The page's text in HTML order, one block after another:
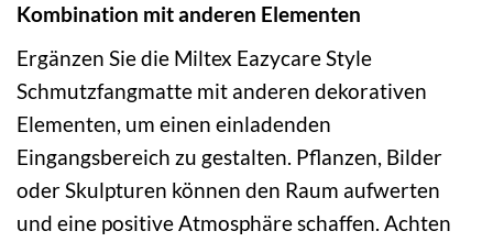
Kombination mit anderen Elementen
Ergänzen Sie die Miltex Eazycare Style
Schmutzfangmatte mit anderen dekorativen
Elementen, um einen einladenden
Eingangsbereich zu gestalten. Pflanzen, Bilder
oder Skulpturen können den Raum aufwerten
und eine positive Atmosphäre schaffen. Achten